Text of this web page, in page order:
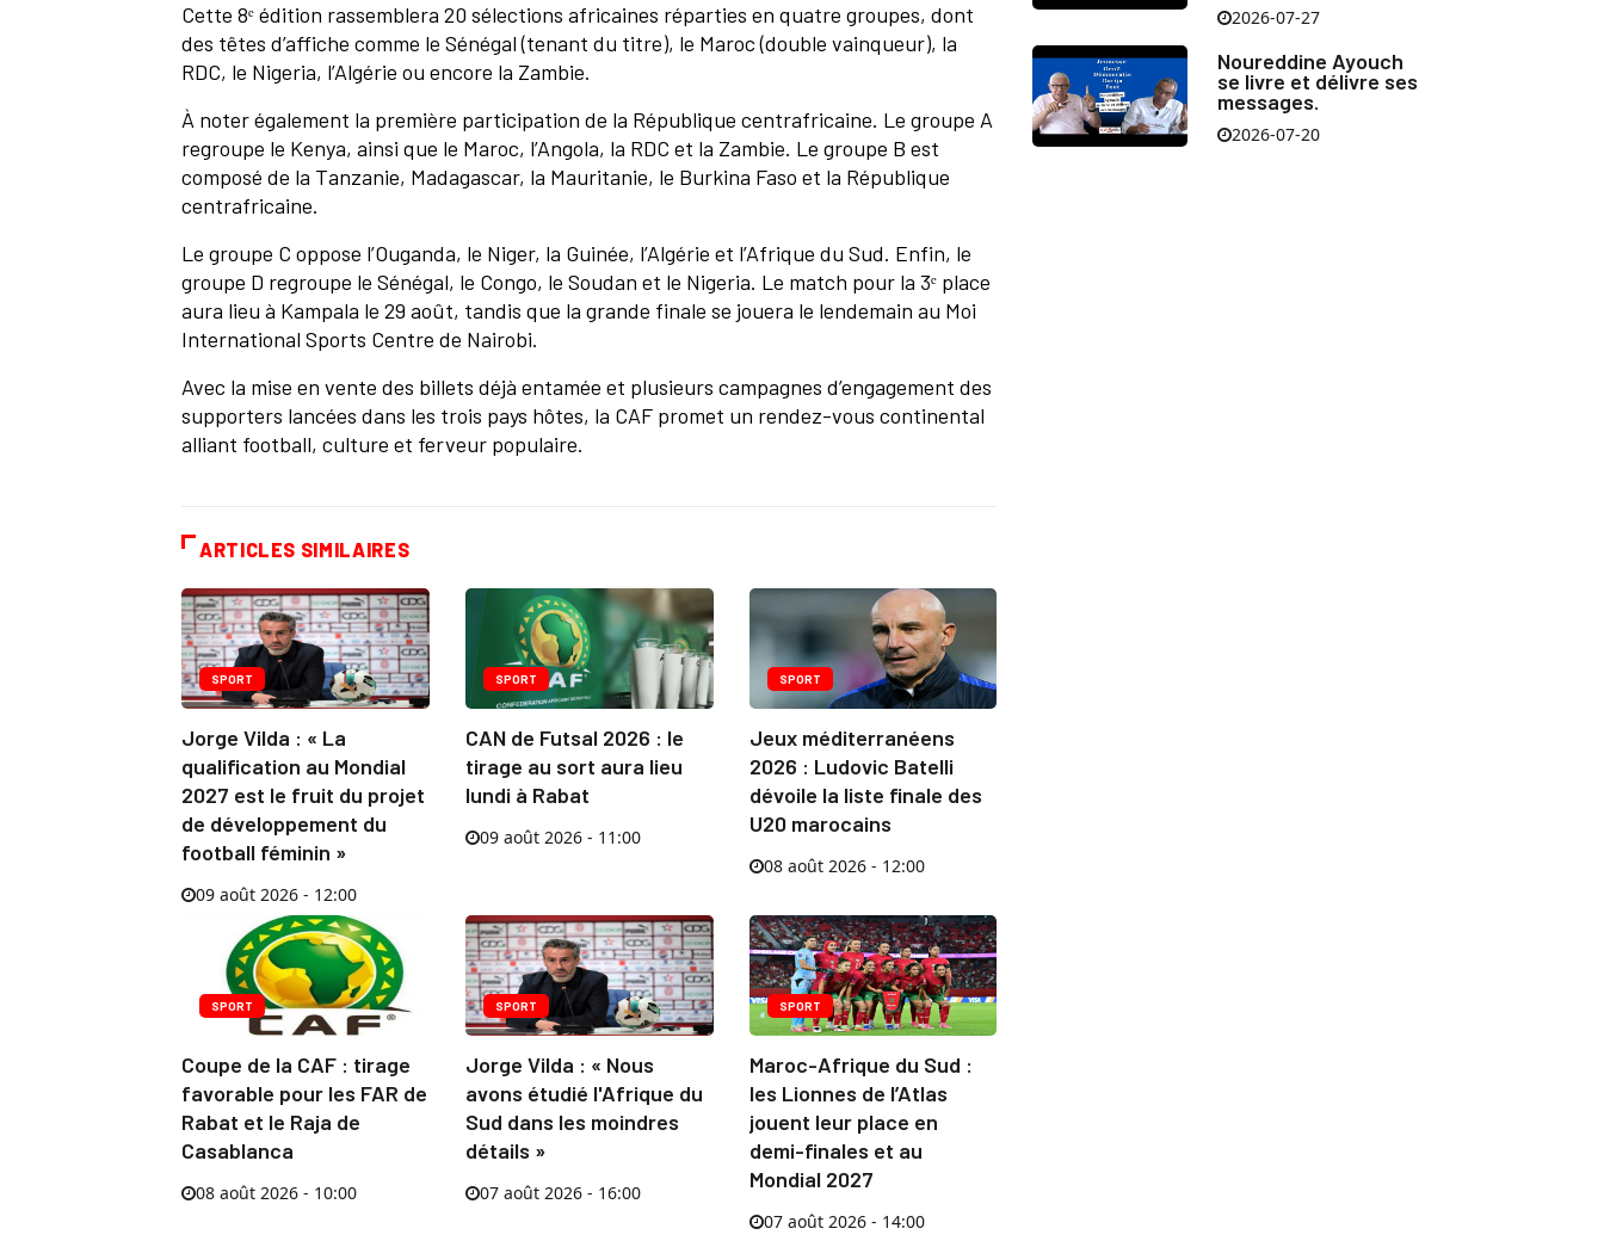
Cette 8ᵉ édition rassemblera 20 sélections africaines réparties en quatre groupes, dont
des têtes d’affiche comme le Sénégal (tenant du titre), le Maroc (double vainqueur), la
RDC, le Nigeria, l’Algérie ou encore la Zambie.
À noter également la première participation de la République centrafricaine. Le groupe A
regroupe le Kenya, ainsi que le Maroc, l’Angola, la RDC et la Zambie. Le groupe B est
composé de la Tanzanie, Madagascar, la Mauritanie, le Burkina Faso et la République
centrafricaine.
Le groupe C oppose l’Ouganda, le Niger, la Guinée, l’Algérie et l’Afrique du Sud. Enfin, le
groupe D regroupe le Sénégal, le Congo, le Soudan et le Nigeria. Le match pour la 3ᵉ place
aura lieu à Kampala le 29 août, tandis que la grande finale se jouera le lendemain au Moi
International Sports Centre de Nairobi.
Avec la mise en vente des billets déjà entamée et plusieurs campagnes d’engagement des
supporters lancées dans les trois pays hôtes, la CAF promet un rendez-vous continental
alliant football, culture et ferveur populaire.
ARTICLES SIMILAIRES
SPORT
Jorge Vilda : « La
qualification au Mondial
2027 est le fruit du projet
de développement du
football féminin »
09 août 2026 - 12:00
SPORT
CAN de Futsal 2026 : le
tirage au sort aura lieu
lundi à Rabat
09 août 2026 - 11:00
SPORT
Jeux méditerranéens
2026 : Ludovic Batelli
dévoile la liste finale des
U20 marocains
08 août 2026 - 12:00
SPORT
Coupe de la CAF : tirage
favorable pour les FAR de
Rabat et le Raja de
Casablanca
08 août 2026 - 10:00
SPORT
Jorge Vilda : « Nous
avons étudié l'Afrique du
Sud dans les moindres
détails »
07 août 2026 - 16:00
SPORT
Maroc-Afrique du Sud :
les Lionnes de l’Atlas
jouent leur place en
demi-finales et au
Mondial 2027
07 août 2026 - 14:00
2026-07-27
Noureddine Ayouch
se livre et délivre ses
messages.
2026-07-20